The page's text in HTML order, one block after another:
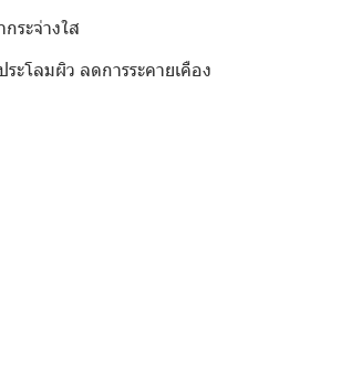
ระจ่างใส
ะโลมผิว ลดการระคายเคือง